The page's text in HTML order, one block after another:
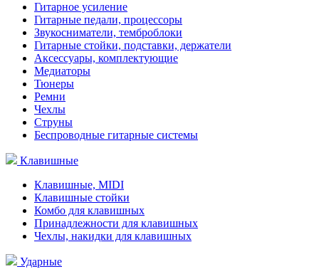
Гитарное усиление
Гитарные педали, процессоры
Звукосниматели, темброблоки
Гитарные стойки, подставки, держатели
Аксессуары, комплектующие
Медиаторы
Тюнеры
Ремни
Чехлы
Струны
Беспроводные гитарные системы
Клавишные
Клавишные, MIDI
Клавишные стойки
Комбо для клавишных
Принадлежности для клавишных
Чехлы, накидки для клавишных
Ударные